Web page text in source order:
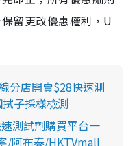
留更改優惠權利，U
分店開賣$28快速測
子採樣檢測
測試劑購買平台一
/阿布泰/HKTVmall